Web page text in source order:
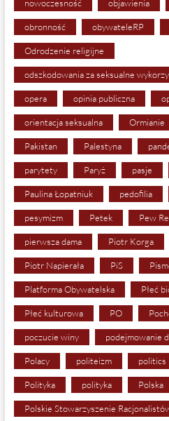
nowoczesność objawienia
obronność obywateleRP
Odrodzenie religijne
odszkodowania za seksualne
opera opinia publiczna
orientacja seksualna Ormianie
Pakistan Palestyna
parytety Paryż pasje
Paulina Łopatniuk pedofilia
pesymizm Petek Pew
pierwsza dama Piotr Korga
Piotr Napierała PiS
Platforma Obywatelska Płeć
Płeć kulturowa PO
poczucie winy podejmowanie
Polacy politeizm politics
Polityka polityka Polska
Polskie Stowarzyszenie